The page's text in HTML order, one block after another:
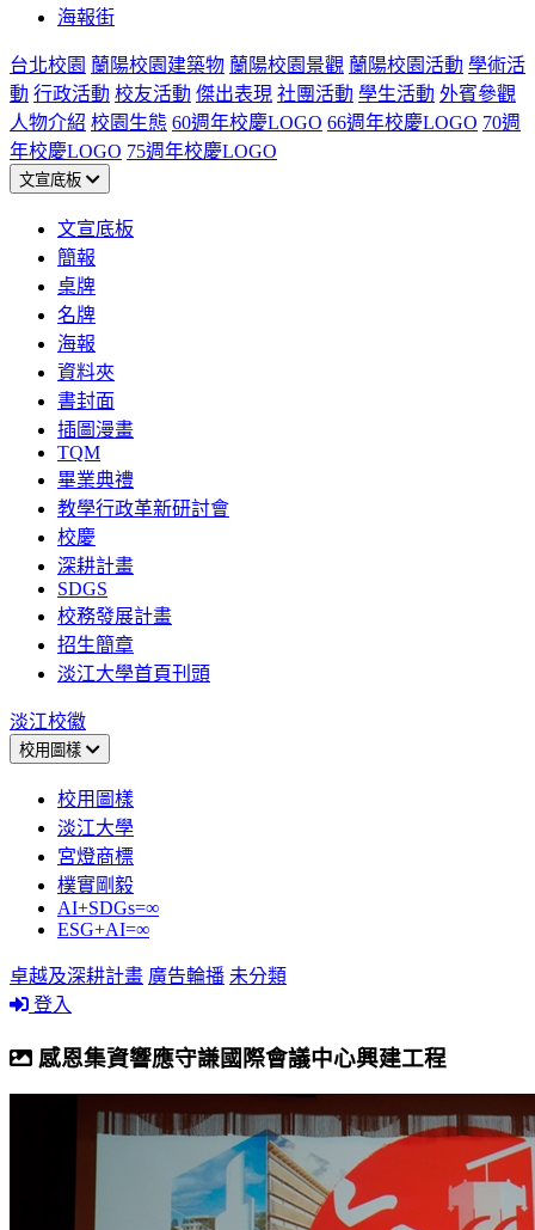
海報街
台北校園 蘭陽校園建築物 蘭陽校園景觀 蘭陽校園活動 學術活
動 行政活動 校友活動 傑出表現 社團活動 學生活動 外賓參觀
人物介紹 校園生態 60週年校慶LOGO 66週年校慶LOGO 70週
年校慶LOGO 75週年校慶LOGO
文宣底板
文宣底板
簡報
桌牌
名牌
海報
資料夾
書封面
插圖漫畫
TQM
畢業典禮
教學行政革新研討會
校慶
深耕計畫
SDGS
校務發展計畫
招生簡章
淡江大學首頁刊頭
淡江校徽
校用圖樣
校用圖樣
淡江大學
宮燈商標
樸實剛毅
AI+SDGs=∞
ESG+AI=∞
卓越及深耕計畫 廣告輪播 未分類
登入
感恩集資響應守謙國際會議中心興建工程